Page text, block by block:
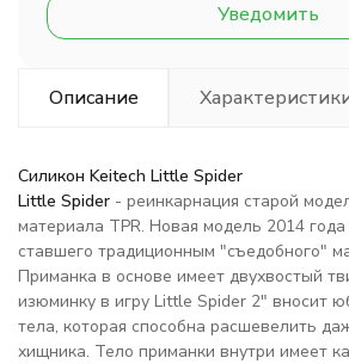
Уведомить
Описание
Силикон Keitech Little Spider
Little Spider - реинкарнация старой
материала TPR. Новая модель 2014
ставшего традиционным "съедобного"
Приманка в основе имеет двухвостый
изюминку в игру Little Spider 2" вносит
тела, которая способна расшевелить
хищника. Тело приманки внутри имеет